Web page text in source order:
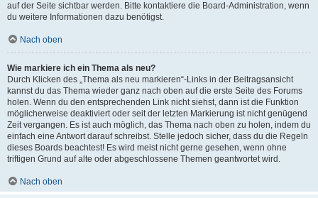
auf der Seite sichtbar werden. Bitte kontaktiere die Board-Administration, wenn
du weitere Informationen dazu benötigst.
Nach oben
Wie markiere ich ein Thema als neu?
Durch Klicken des „Thema als neu markieren“-Links in der Beitragsansicht
kannst du das Thema wieder ganz nach oben auf die erste Seite des Forums
holen. Wenn du den entsprechenden Link nicht siehst, dann ist die Funktion
möglicherweise deaktiviert oder seit der letzten Markierung ist nicht genügend
Zeit vergangen. Es ist auch möglich, das Thema nach oben zu holen, indem du
einfach eine Antwort darauf schreibst. Stelle jedoch sicher, dass du die Regeln
dieses Boards beachtest! Es wird meist nicht gerne gesehen, wenn ohne
triftigen Grund auf alte oder abgeschlossene Themen geantwortet wird.
Nach oben